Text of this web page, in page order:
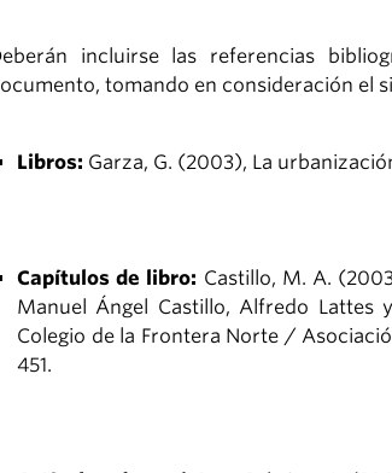
incluirse las referencias
tomando en consideración el
Libros: Garza, G. (2003), La
Capítulos de libro: Castillo, M. A.
Manuel Ángel Castillo, Alfredo Lattes
Colegio de la Frontera Norte /
451.